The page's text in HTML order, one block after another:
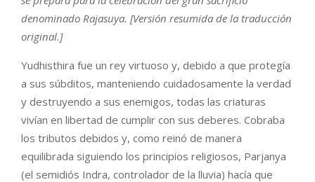
denominado Rajasuya. [Versión resumida de la traducción
original.]
Yudhisthira fue un rey virtuoso y, debido a que protegía
a sus súbditos, manteniendo cuidadosamente la verdad
y destruyendo a sus enemigos, todas las criaturas
vivían en libertad de cumplir con sus deberes. Cobraba
los tributos debidos y, como reinó de manera
equilibrada siguiendo los principios religiosos, Parjanya
(el semidiós Indra, controlador de la lluvia) hacía que